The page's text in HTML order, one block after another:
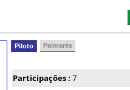
Piloto Palmarés
Participações : 7